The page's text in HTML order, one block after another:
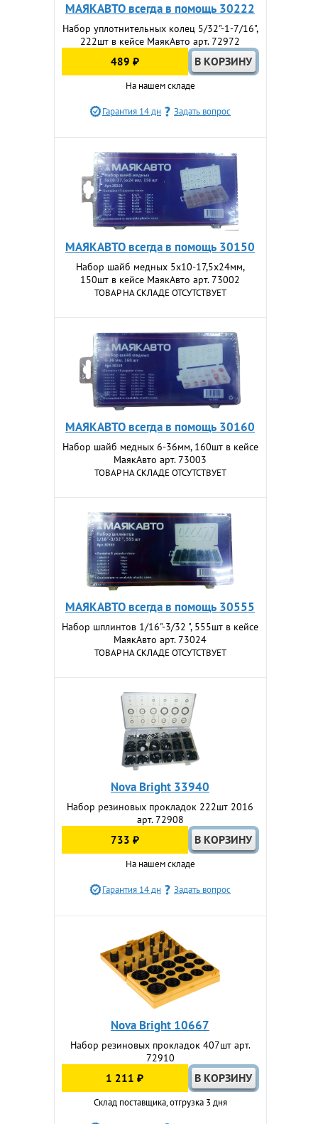
МАЯКАВТО всегда в помощь 30222
Набор уплотнительных колец 5/32"-1-7/16",
222шт в кейсе МаякАвто арт. 72972
489 ₽
На нашем складе
Гарантия 14 дн Задать вопрос
МАЯКАВТО всегда в помощь 30150
Набор шайб медных 5х10-17,5х24мм,
150шт в кейсе МаякАвто арт. 73002
ТОВАР НА СКЛАДЕ ОТСУТСТВУЕТ
МАЯКАВТО всегда в помощь 30160
Набор шайб медных 6-36мм, 160шт в кейсе
МаякАвто арт. 73003
ТОВАР НА СКЛАДЕ ОТСУТСТВУЕТ
МАЯКАВТО всегда в помощь 30555
Набор шплинтов 1/16"-3/32 ", 555шт в кейсе
МаякАвто арт. 73024
ТОВАР НА СКЛАДЕ ОТСУТСТВУЕТ
Nova Bright 33940
Набор резиновых прокладок 222шт 2016
арт. 72908
733 ₽
На нашем складе
Гарантия 14 дн Задать вопрос
Nova Bright 10667
Набор резиновых прокладок 407шт арт.
72910
1 211 ₽
Склад поставщика, отгрузка 3 дня